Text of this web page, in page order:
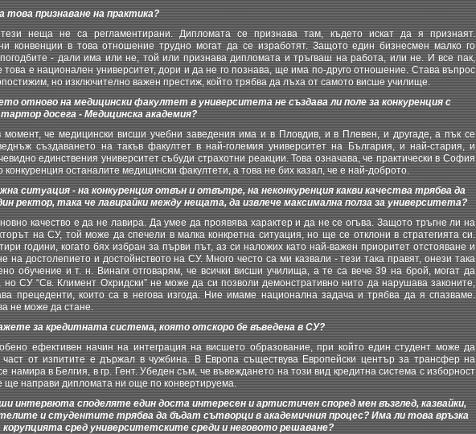
признаване на практика?
неща не са регламентирани. Дипломата се признава там, където искат да я признаят.
конвенции в това отношение трудно могат да се изработят. Защото един бизнесмен малко го
- дали има или не, той или признава дипломата и тръгваш на работа, или не. И все пак,
това е национален университет, дори и да не го познава, ще има по-друго отношение. Става въпрос
но изключително важен престиж, който трябва да лъха от самото висше училище.
отново на медицински факултет в университета не създава ли поле за конкуренция с
досега - Медицинска академия?
че медицински висши учебни заведения има и в Пловдив, и в Плевен, и другаде, а пък се
създаването на такъв факултет в най-големия университет на България, и най-стария, и
единствения университет събуди страхотни реакции. Това означава, че практически в София
конкуренция останалите медицински факултети, а това не бих казал, че е най-доброто.
ситуация - на конкуренция отвън и отвътре, на неконкуренция какви качества трябва да
ректор, така че лавирайки между нещата, да извлече максимална полза за университета?
качество е да не лавира. Да умее да проявява характер и да не се огъва. Защото тръгне ли на
на СУ, той може да спечели в малка конкретна ситуация, но ще се отклони в стратегията си.
години, когато бях избран за първи път, аз си наложих като най-важен приоритет отстояване и
на достолепието и достойнството на СУ. Много често са ми казвали - тези така правят, онези така
обучение и т. н. Винаги отговарям, че всички висши училища, а те са вече 39 на брой, могат да
но СУ “Св. Климент Охридски” не може да си позволи демонстративно нито да нарушава законите,
прецеденти, които са в негова изгода. Ние имаме национална задача и трябва да я спазваме.
не може да стане.
за кредитната система, която отскоро бе въведена в СУ?
ефективен начин на интеграция на висшето образование, при който един студент може да
от изпитите е държал в чужбина. В Европа съществува Европейски център за трансфер на
намира в Белгия, в гр. Гент. Убеден съм, че въвеждането на този вид кредитна система с изборност
ще направи дипломата ни още по конвертируема.
интервюта споделяте един доста интересен и артистичен според мен възглед, казвайки,
и студентите трябва да бъдат сътворци в академичния процес? Има ли това връзка
корупцията сред университетските среди и неговото решаване?